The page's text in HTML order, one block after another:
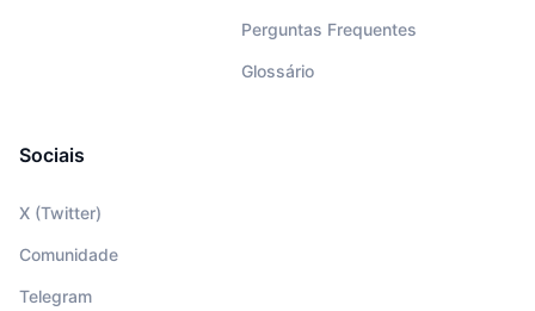
Perguntas Frequentes
Glossário
Sociais
X (Twitter)
Comunidade
Telegram